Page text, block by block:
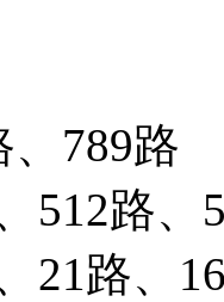
789路
512路、
21路、